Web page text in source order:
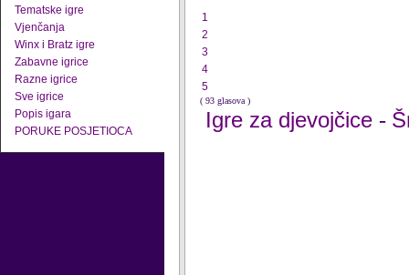
Tematske igre
Vjenčanja
Winx i Bratz igre
Zabavne igrice
Razne igrice
Sve igrice
Popis igara
PORUKE POSJETIOCA
1
2
3
4
5
( 93 glasova )
Igre za djevojčice -